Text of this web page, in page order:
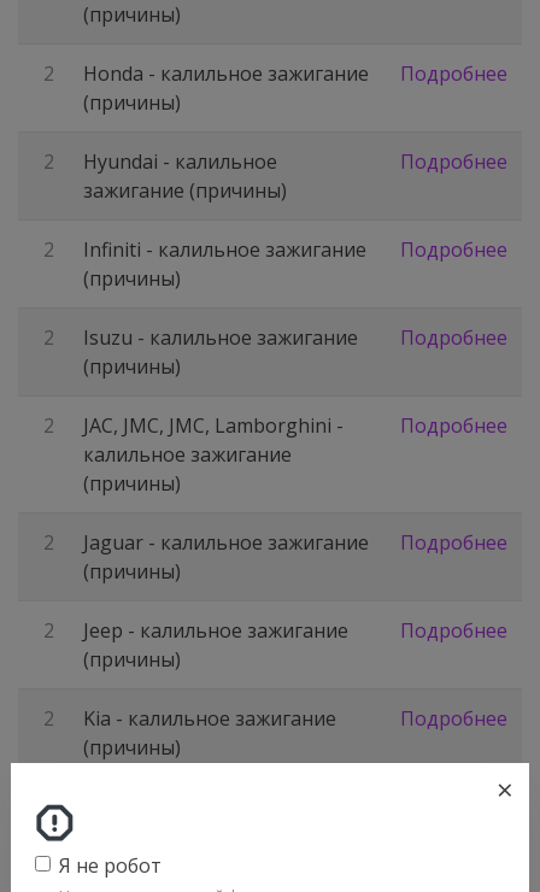
(причины)
2
Honda - калильное зажигание
(причины)
Подробнее
2
Hyundai - калильное
зажигание (причины)
Подробнее
2
Infiniti - калильное зажигание
(причины)
Подробнее
2
Isuzu - калильное зажигание
(причины)
Подробнее
2
JAC, JMC, JMC, Lamborghini -
калильное зажигание
(причины)
Подробнее
2
Jaguar - калильное зажигание
(причины)
Подробнее
2
Jeep - калильное зажигание
(причины)
Подробнее
2
Kia - калильное зажигание
(причины)
Подробнее
2 ×
Я не робот